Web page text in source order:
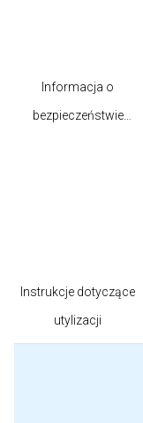
Informacja o
bezpieczeństwie
Instrukcje dotyczące
utylizacji